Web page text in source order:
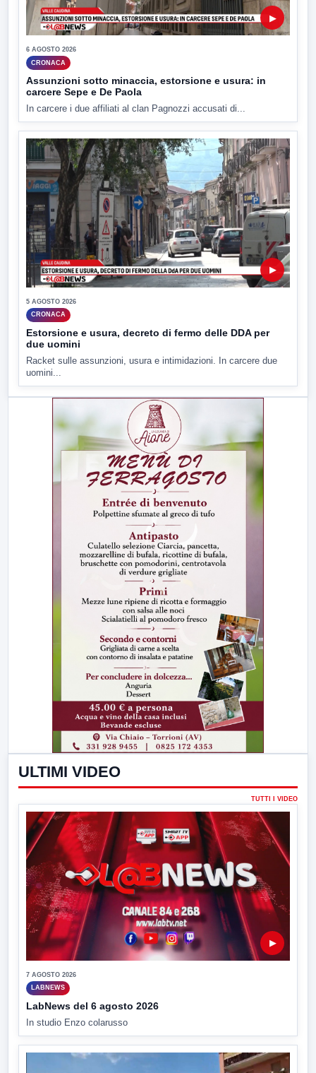
▶
6 AGOSTO 2026
CRONACA
Assunzioni sotto minaccia, estorsione e usura: in
carcere Sepe e De Paola
In carcere i due affiliati al clan Pagnozzi accusati di...
▶
5 AGOSTO 2026
CRONACA
Estorsione e usura, decreto di fermo delle DDA per
due uomini
Racket sulle assunzioni, usura e intimidazioni. In carcere due
uomini...
ULTIMI VIDEO
TUTTI I VIDEO
▶
7 AGOSTO 2026
LABNEWS
LabNews del 6 agosto 2026
In studio Enzo colarusso